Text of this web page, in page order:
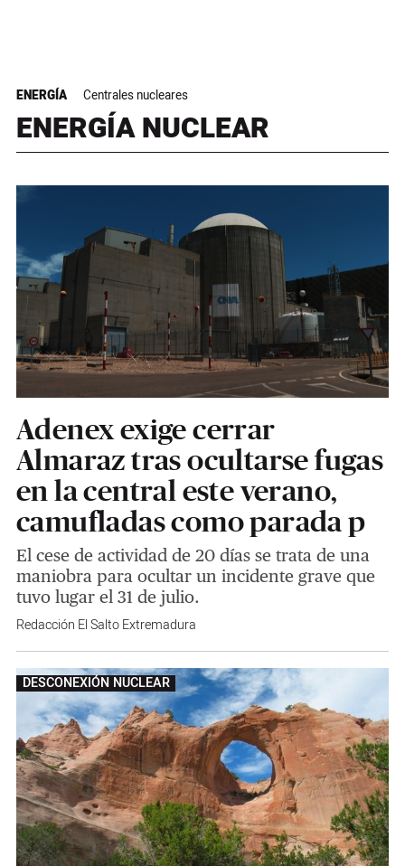
ENERGÍA Centrales nucleares
ENERGÍA NUCLEAR
Adenex exige cerrar
Almaraz tras ocultarse fugas
en la central este verano,
camufladas como parada p
El cese de actividad de 20 días se trata de una
maniobra para ocultar un incidente grave que
tuvo lugar el 31 de julio.
Redacción El Salto Extremadura
DESCONEXIÓN NUCLEAR